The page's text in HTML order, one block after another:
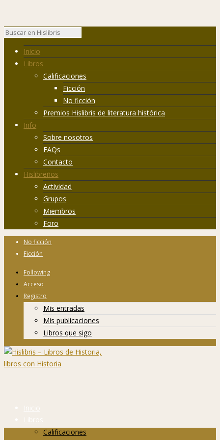
Inicio
Libros
Calificaciones
Ficción
No ficción
Premios Hislibris de literatura histórica
Info
Sobre nosotros
FAQs
Contacto
Hislibreños
Actividad
Grupos
Miembros
Foro
No ficción
Ficción
Following
Acceso
Registro
Mis entradas
Mis publicaciones
Libros que sigo
Inicio
Libros
Calificaciones